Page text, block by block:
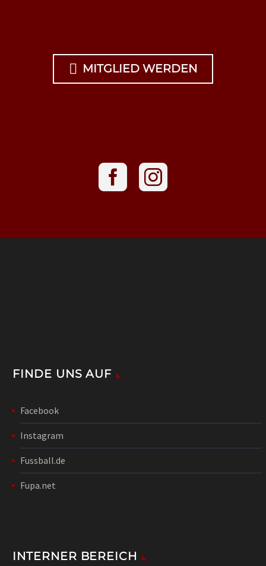
 MITGLIED WERDEN
FINDE UNS AUF
Facebook
Instagram
Fussball.de
Fupa.net
INTERNER BEREICH